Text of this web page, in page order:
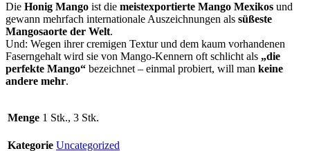
Die Honig Mango ist die meistexportierte Mango Mexikos und
gewann mehrfach internationale Auszeichnungen als süßeste
Mangosaorte der Welt.
Und: Wegen ihrer cremigen Textur und dem kaum vorhandenen
Faserngehalt wird sie von Mango-Kennern oft schlicht als „die
perfekte Mango“ bezeichnet – einmal probiert, will man keine
andere mehr.
Menge 1 Stk., 3 Stk.
Kategorie Uncategorized